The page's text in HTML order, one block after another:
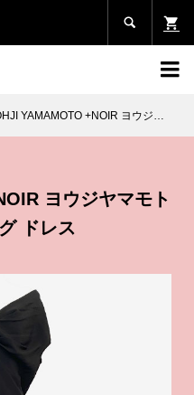


YAMAMOTO +NOIR ヨウジヤマモトプリュスノアール ロング ドレス
ヨウジヤマモト
ドレス